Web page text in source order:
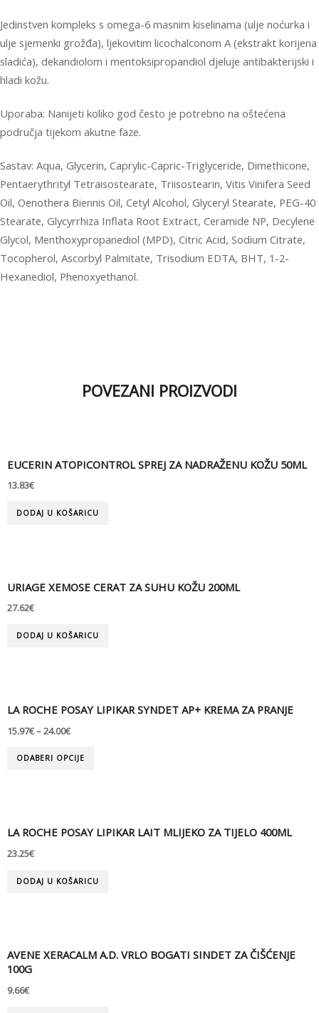
Jedinstven kompleks s omega-6 masnim kiselinama (ulje noćurka i
ulje sjemenki grožđa), ljekovitim licochalconom A (ekstrakt korijena
sladića), dekandiolom i mentoksipropandiol djeluje antibakterijski i
hladi kožu.
Uporaba: Nanijeti koliko god često je potrebno na oštećena
područja tijekom akutne faze.
Sastav: Aqua, Glycerin, Caprylic-Capric-Triglyceride, Dimethicone,
Pentaerythrityl Tetraisostearate, Triisostearin, Vitis Vinifera Seed
Oil, Oenothera Biennis Oil, Cetyl Alcohol, Glyceryl Stearate, PEG-40
Stearate, Glycyrrhiza Inflata Root Extract, Ceramide NP, Decylene
Glycol, Menthoxypropanediol (MPD), Citric Acid, Sodium Citrate,
Tocopherol, Ascorbyl Palmitate, Trisodium EDTA, BHT, 1-2-
Hexanediol, Phenoxyethanol.
POVEZANI PROIZVODI
EUCERIN ATOPICONTROL SPREJ ZA NADRAŽENU KOŽU 50ML
13.83€
DODAJ U KOŠARICU
URIAGE XEMOSE CERAT ZA SUHU KOŽU 200ML
27.62€
DODAJ U KOŠARICU
LA ROCHE POSAY LIPIKAR SYNDET AP+ KREMA ZA PRANJE
15.97€–24.00€
ODABERI OPCIJE
LA ROCHE POSAY LIPIKAR LAIT MLIJEKO ZA TIJELO 400ML
23.25€
DODAJ U KOŠARICU
AVENE XERACALM A.D. VRLO BOGATI SINDET ZA ČIŠĆENJE
100G
9.66€